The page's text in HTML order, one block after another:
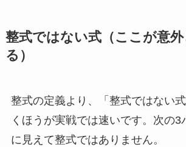
整式ではない式（ここが意
る）
整式の定義より、「整式ではない
くほうが実戦では速いです。次の3
に見えて整式ではありません。